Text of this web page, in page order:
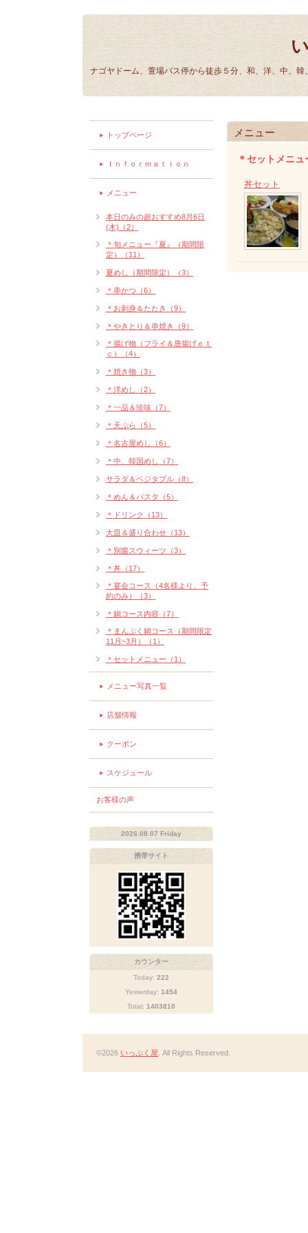
ナゴヤドーム、萱場バス停から徒歩５分、和、洋、中、
メニュー
＊セットメニュ
丼セット
トップページ
Ｉｎｆｏｒｍａｔｉｏｎ
メニュー
本日のみの超おすすめ8月6日
(木)（2）
＊旬メニュー『夏』（期間限
定）（11）
夏めし（期間限定）（3）
＊串かつ（6）
＊お刺身＆たたき（9）
＊やきとり＆串焼き（9）
＊揚げ物（フライ＆唐揚げｅｔ
ｃ）（4）
＊焼き物（3）
＊洋めし（2）
＊一品＆珍味（7）
＊天ぷら（5）
＊名古屋めし（6）
＊中、韓国めし（7）
サラダ＆ベジタブル（8）
＊めん＆パスタ（5）
＊ドリンク（13）
大皿＆盛り合わせ（13）
＊別腹スウィーツ（3）
＊丼（17）
＊宴会コース（4名様より、予
約のみ）（3）
＊鍋コース内容（7）
＊まんぷく鍋コース（期間限定
11月~3月）（1）
＊セットメニュー（1）
メニュー写真一覧
店舗情報
クーポン
スケジュール
お客様の声
2026.08.07 Friday
携帯サイト
カウンター
Today: 222
Yesterday: 1454
Total: 1403810
©2026 いっぷく屋 . All Rights Reserved.